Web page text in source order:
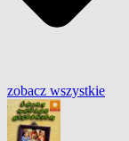
zobacz wszystkie